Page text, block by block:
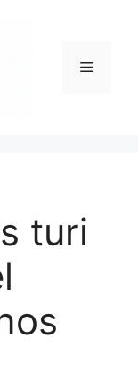
Meniu
turi